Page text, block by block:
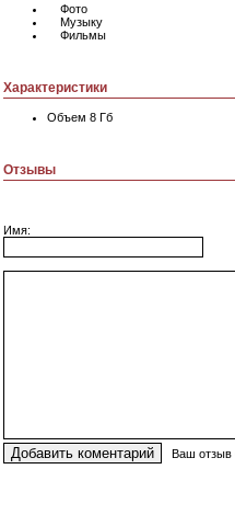
Фото
Музыку
Фильмы
Характеристики
Объем 8 Гб
Отзывы
Имя:
Ваш отзыв